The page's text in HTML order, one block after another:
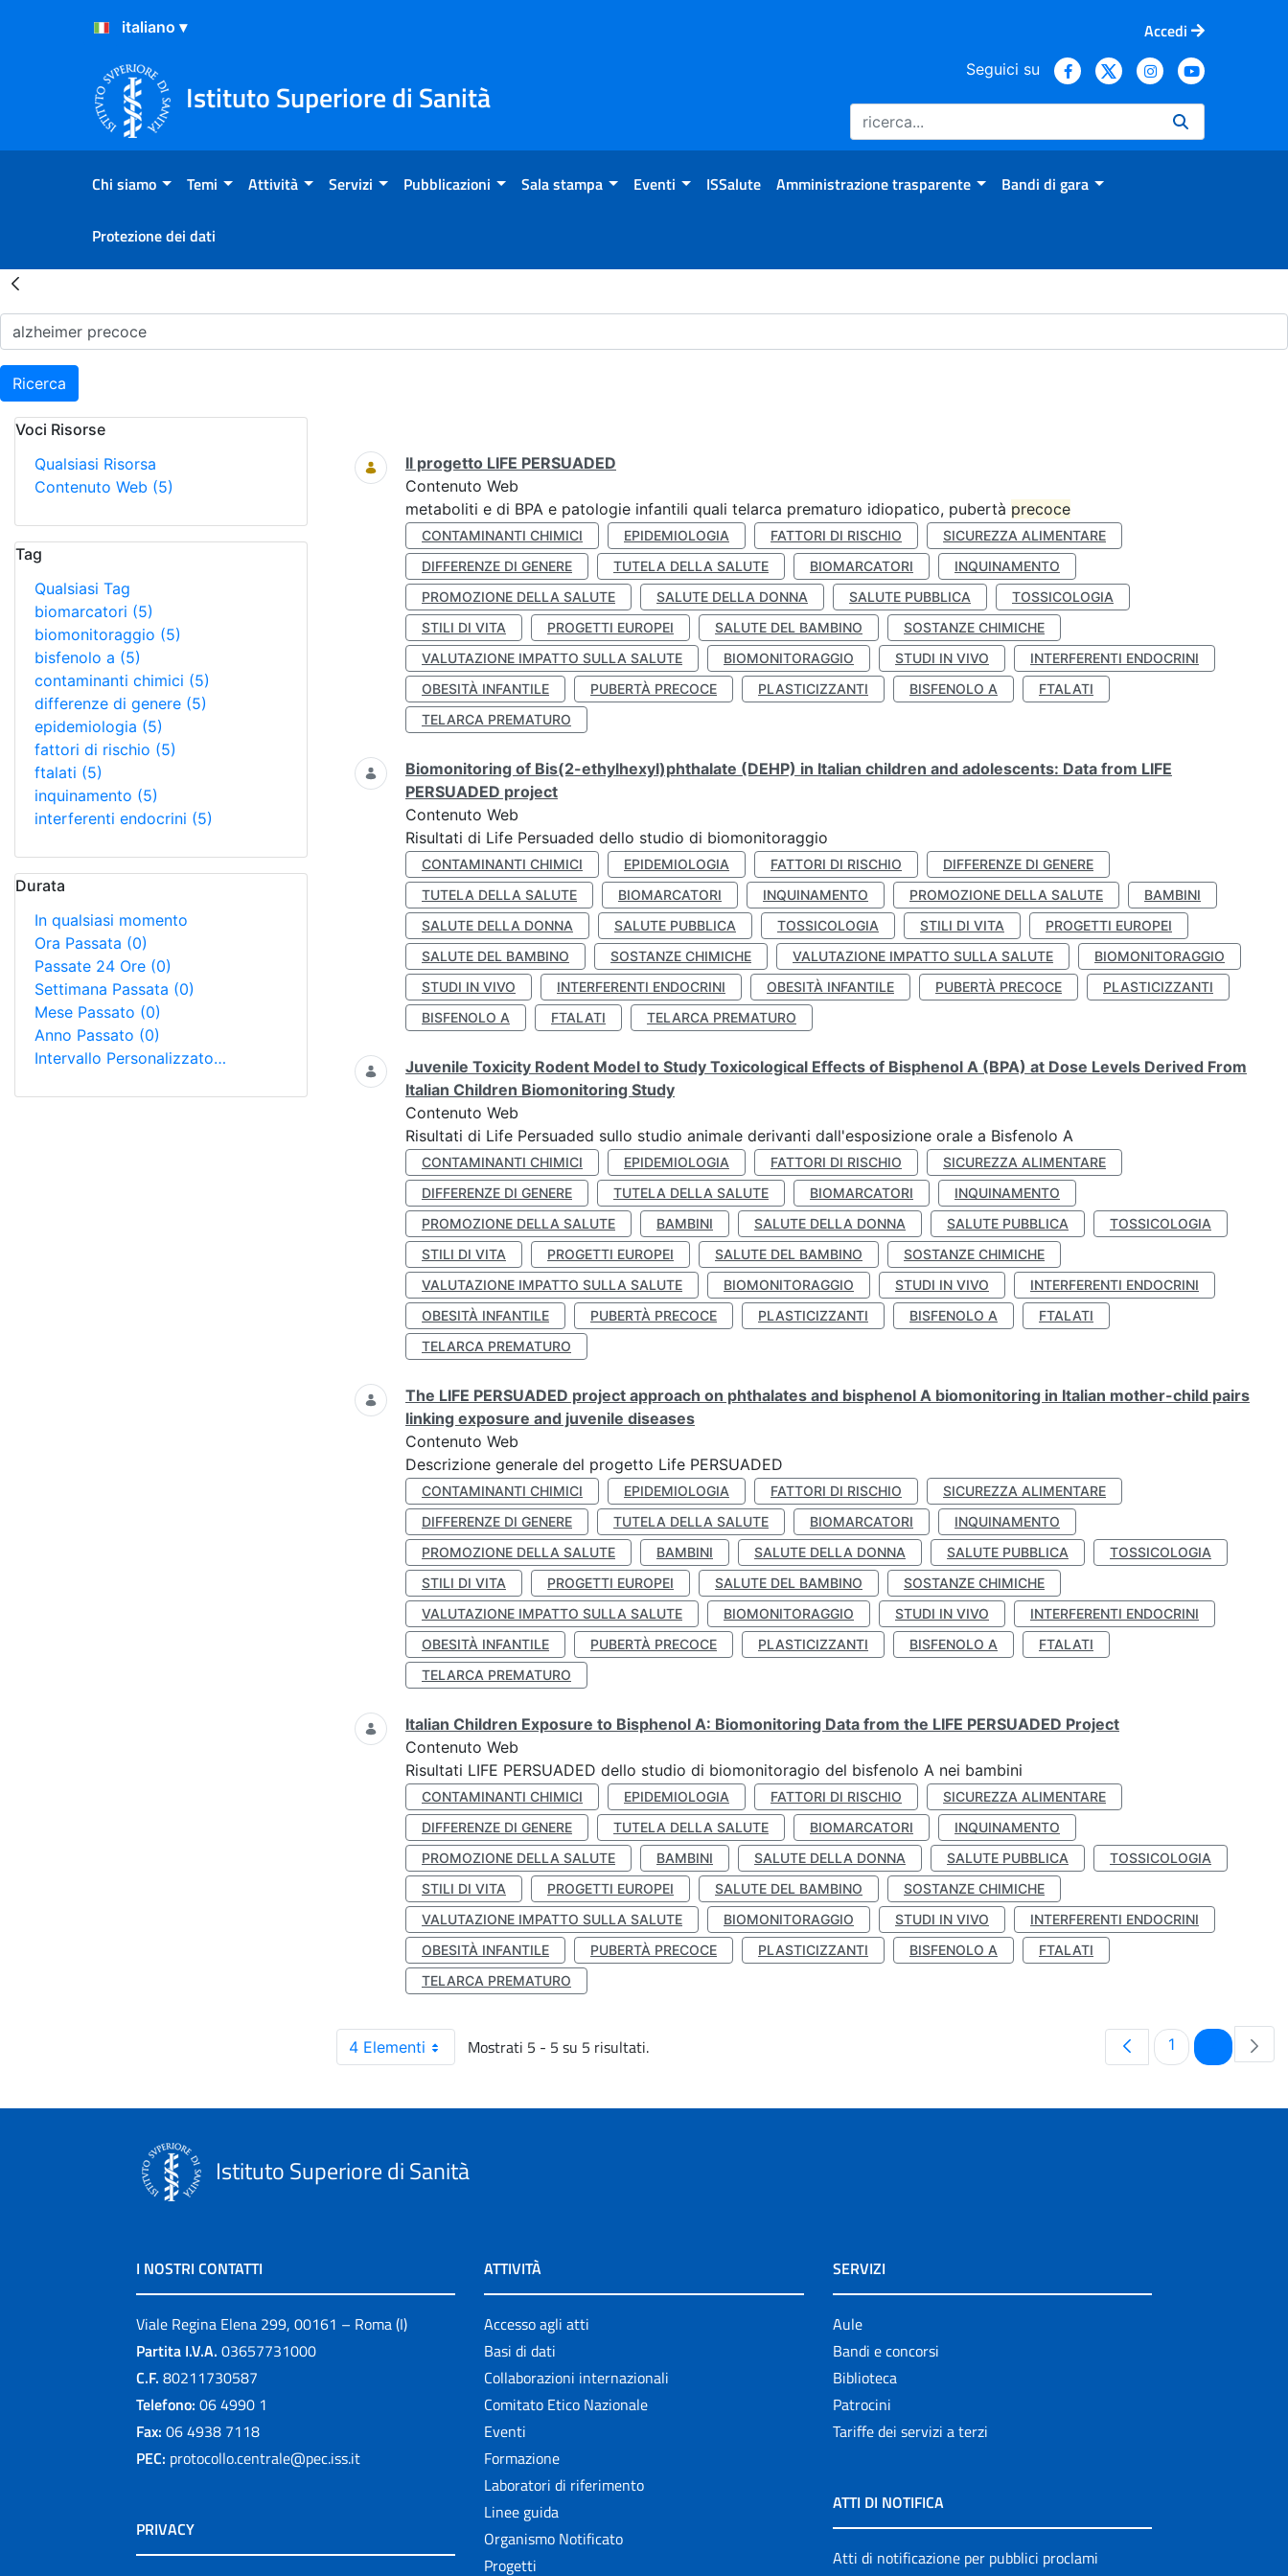
Salta al Contenuto
Salta al Footer
Accedi
Istituto Superiore di Sanità
Seguici su
Chi siamo Temi Attività Servizi Pubblicazioni Sala stampa Eventi ISSalute Amministrazione trasparente Bandi di gara
Protezione dei dati
Risultati della Ricerca - Home
Ricerca
Voci Risorse
Qualsiasi Risorsa
Contenuto Web (5)
Tag
Qualsiasi Tag
biomarcatori (5)
biomonitoraggio (5)
bisfenolo a (5)
contaminanti chimici (5)
differenze di genere (5)
epidemiologia (5)
fattori di rischio (5)
ftalati (5)
inquinamento (5)
interferenti endocrini (5)
Durata
In qualsiasi momento
Ora Passata (0)
Passate 24 Ore (0)
Settimana Passata (0)
Mese Passato (0)
Anno Passato (0)
Intervallo Personalizzato…
Ricerca
Il progetto LIFE PERSUADED
Contenuto Web
metaboliti e di BPA e patologie infantili quali telarca prematuro idiopatico, pubertà precoce
CONTAMINANTI CHIMICI EPIDEMIOLOGIA FATTORI DI RISCHIO
SICUREZZA ALIMENTARE
DIFFERENZE DI GENERE
TUTELA DELLA SALUTE BIOMARCATORI
INQUINAMENTO
PROMOZIONE DELLA SALUTE
SALUTE DELLA DONNA SALUTE PUBBLICA
TOSSICOLOGIA
STILI DI VITA
PROGETTI EUROPEI SALUTE DEL BAMBINO
SOSTANZE CHIMICHE
VALUTAZIONE IMPATTO SULLA SALUTE
BIOMONITORAGGIO STUDI IN VIVO
INTERFERENTI ENDOCRINI
OBESITÀ INFANTILE
PUBERTÀ PRECOCE PLASTICIZZANTI BISFENOLO A
FTALATI
TELARCA PREMATURO
Biomonitoring of Bis(2-ethylhexyl)phthalate (DEHP) in Italian children and adolescents: Data from LIFE
PERSUADED project
Contenuto Web
Risultati di Life Persuaded dello studio di biomonitoraggio
CONTAMINANTI CHIMICI EPIDEMIOLOGIA FATTORI DI RISCHIO
DIFFERENZE DI GENERE
TUTELA DELLA SALUTE
BIOMARCATORI INQUINAMENTO PROMOZIONE DELLA SALUTE
BAMBINI
SALUTE DELLA DONNA
SALUTE PUBBLICA TOSSICOLOGIA STILI DI VITA
PROGETTI EUROPEI
SALUTE DEL BAMBINO
SOSTANZE CHIMICHE VALUTAZIONE IMPATTO SULLA SALUTE
BIOMONITORAGGIO
STUDI IN VIVO
INTERFERENTI ENDOCRINI OBESITÀ INFANTILE PUBERTÀ PRECOCE
PLASTICIZZANTI
BISFENOLO A
FTALATI TELARCA PREMATURO
Juvenile Toxicity Rodent Model to Study Toxicological Effects of Bisphenol A (BPA) at Dose Levels Derived From
Italian Children Biomonitoring Study
Contenuto Web
Risultati di Life Persuaded sullo studio animale derivanti dall'esposizione orale a Bisfenolo A
CONTAMINANTI CHIMICI EPIDEMIOLOGIA FATTORI DI RISCHIO
SICUREZZA ALIMENTARE
DIFFERENZE DI GENERE
TUTELA DELLA SALUTE BIOMARCATORI
INQUINAMENTO
PROMOZIONE DELLA SALUTE
BAMBINI SALUTE DELLA DONNA SALUTE PUBBLICA
TOSSICOLOGIA
STILI DI VITA
PROGETTI EUROPEI SALUTE DEL BAMBINO
SOSTANZE CHIMICHE
VALUTAZIONE IMPATTO SULLA SALUTE
BIOMONITORAGGIO STUDI IN VIVO
INTERFERENTI ENDOCRINI
OBESITÀ INFANTILE
PUBERTÀ PRECOCE PLASTICIZZANTI BISFENOLO A
FTALATI
TELARCA PREMATURO
The LIFE PERSUADED project approach on phthalates and bisphenol A biomonitoring in Italian mother-child pairs
linking exposure and juvenile diseases
Contenuto Web
Descrizione generale del progetto Life PERSUADED
CONTAMINANTI CHIMICI EPIDEMIOLOGIA FATTORI DI RISCHIO
SICUREZZA ALIMENTARE
DIFFERENZE DI GENERE
TUTELA DELLA SALUTE BIOMARCATORI
INQUINAMENTO
PROMOZIONE DELLA SALUTE
BAMBINI SALUTE DELLA DONNA SALUTE PUBBLICA
TOSSICOLOGIA
STILI DI VITA
PROGETTI EUROPEI SALUTE DEL BAMBINO
SOSTANZE CHIMICHE
VALUTAZIONE IMPATTO SULLA SALUTE
BIOMONITORAGGIO STUDI IN VIVO
INTERFERENTI ENDOCRINI
OBESITÀ INFANTILE
PUBERTÀ PRECOCE PLASTICIZZANTI BISFENOLO A
FTALATI
TELARCA PREMATURO
Italian Children Exposure to Bisphenol A: Biomonitoring Data from the LIFE PERSUADED Project
Contenuto Web
Risultati LIFE PERSUADED dello studio di biomonitoragio del bisfenolo A nei bambini
CONTAMINANTI CHIMICI EPIDEMIOLOGIA FATTORI DI RISCHIO
SICUREZZA ALIMENTARE
DIFFERENZE DI GENERE
TUTELA DELLA SALUTE BIOMARCATORI
INQUINAMENTO
PROMOZIONE DELLA SALUTE
BAMBINI SALUTE DELLA DONNA SALUTE PUBBLICA
TOSSICOLOGIA
STILI DI VITA
PROGETTI EUROPEI SALUTE DEL BAMBINO
SOSTANZE CHIMICHE
VALUTAZIONE IMPATTO SULLA SALUTE
BIOMONITORAGGIO STUDI IN VIVO
INTERFERENTI ENDOCRINI
OBESITÀ INFANTILE
PUBERTÀ PRECOCE PLASTICIZZANTI BISFENOLO A
FTALATI
TELARCA PREMATURO
4 Elementi Mostrati 5 - 5 su 5 risultati. Pagina
1 Pagina
Istituto Superiore di Sanità
I NOSTRI CONTATTI
Viale Regina Elena 299, 00161 – Roma (I)
Partita I.V.A. 03657731000
C.F. 80211730587
Telefono: 06 4990 1
Fax: 06 4938 7118
PEC: protocollo.centrale@pec.iss.it
PRIVACY
ATTIVITÀ
Accesso agli atti
Basi di dati
Collaborazioni internazionali
Comitato Etico Nazionale
Eventi
Formazione
Laboratori di riferimento
Linee guida
Organismo Notificato
Progetti
SERVIZI
Aule
Bandi e concorsi
Biblioteca
Patrocini
Tariffe dei servizi a terzi
ATTI DI NOTIFICA
Atti di notificazione per pubblici proclami